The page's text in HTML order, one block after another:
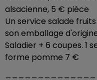
alsacienne, 5 € pièce
Un service salade
son emballage
Saladier + 6 coupes. 1
forme pomme 7 €